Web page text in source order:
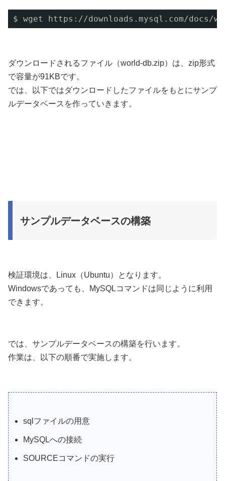
$ wget https: //downloads .mysql.com/docs/
ダウンロードされるファイル（world-db.zip）は、zip形式
で容量が91KBです。
では、以下ではダウンロードしたファイルをもとにサンプ
ルデータベースを作っていきます。
サンプルデータベースの構築
検証環境は、Linux（Ubuntu）となります。
Windowsであっても、MySQLコマンドは同じように利用
できます。
では、サンプルデータベースの構築を行います。
作業は、以下の順番で実施します。
sqlファイルの用意
MySQLへの接続
SOURCEコマンドの実行